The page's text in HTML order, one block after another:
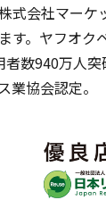
式会社マーケ
す。ヤフオク
数940万人突
業協会認定。